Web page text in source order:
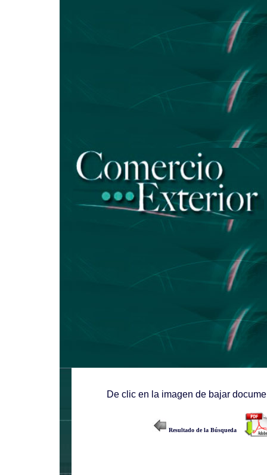
De clic en la imagen de bajar
Resultado de la Búsqueda